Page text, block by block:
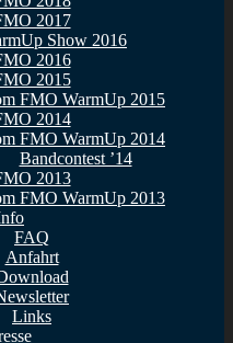
2017
Show 2016
2016
2015
FMO WarmUp 2015
2014
FMO WarmUp 2014
Bandcontest ’14
2013
FMO WarmUp 2013
FAQ
Anfahrt
Links